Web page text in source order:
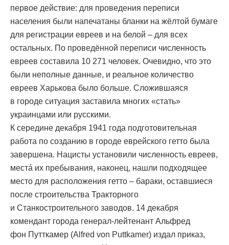
первое действие: для проведения переписи
населения были напечатаны бланки на жёлтой бумаге
для регистрации евреев и на белой – для всех
остальных. По проведённой переписи численность
евреев составила 10 271 человек. Очевидно, что это
были неполные данные, и реальное количество
евреев Харькова было больше. Сложившаяся
в городе ситуация заставила многих «стать»
украинцами или русскими.
К середине декабря 1941 года подготовительная
работа по созданию в городе еврейского гетто была
завершена. Нацисты установили численность евреев,
местá их пребывания, наконец, нашли подходящее
место для расположения гетто – бараки, оставшиеся
после строительства Тракторного
и Станкостроительного заводов. 14 декабря
комендант города генерал-лейтенант Альфред
фон Путткамер (Alfred von Puttkamer) издал приказ,